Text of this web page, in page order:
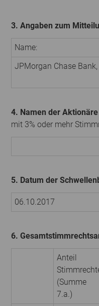
3. Angaben zum
Name:
JPMorgan Chase
4. Namen der Aktionäre
mit 3% oder mehr
5. Datum der
06.10.2017
6.
Anteil
(Summe
7.a.)